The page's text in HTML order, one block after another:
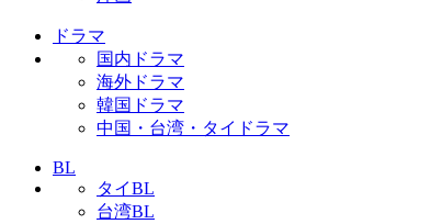
ドラマ
国内ドラマ
海外ドラマ
韓国ドラマ
中国・台湾・タイドラマ
BL
タイBL
台湾BL